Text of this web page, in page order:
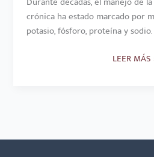
crónica ha estado marcado por
potasio, fósforo, proteína y sodio.
LEER MÁS